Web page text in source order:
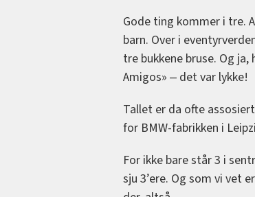
Gode ting kommer i tre.
barn. Over i
tre bukkene bruse. Og
Amigos» ‒ det var lykke!
Tallet er da ofte
for BMW-fabrikken i
For ikke bare står 3 i
sju 3’ere. Og som vi vet